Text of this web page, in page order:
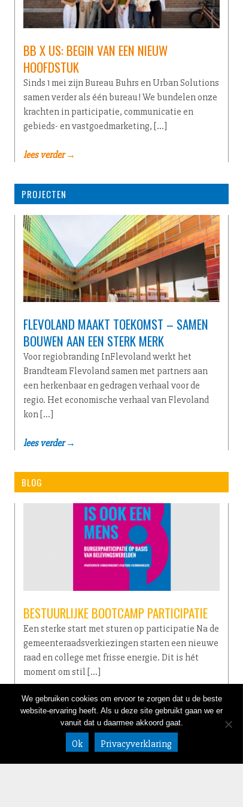
BB X US: BEGIN VAN EEN NIEUW
HOOFDSTUK
Sinds 1 mei zijn Bureau Buhrs en Urban Solutions
samen verder als één bureau! We bundelen onze
krachten in participatie, communicatie en
gebieds- en vastgoedmarketing, […]
lees verder →
PROJECTEN
FLEVOLAND MAAKT TOEKOMST – SAMEN
BOUWEN AAN EEN STERK MERK
Voor regiobranding InFlevoland werkt het
Brandteam Flevoland samen met partners aan
een herkenbaar en gedragen verhaal voor de
regio. Het economische verhaal van Flevoland
kon […]
lees verder →
BLOG
BESTUURLIJKE BOOTCAMP PARTICIPATIE
Een sterke start met sturen op participatie Na de
gemeenteraadsverkiezingen starten een nieuwe
raad en college met frisse energie. Dit is hét
moment om stil […]
lees verder →
info@bureaub
uhrs.nl
LINKEDIN
CONTACT
ALGEMENE VOORWAARDEN
We gebruiken cookies om ervoor te zorgen dat u de beste
website-ervaring heeft. Als u deze site gebruikt gaan we er
vanuit dat u daarmee akkoord gaat.
Ok Privacyverklaring